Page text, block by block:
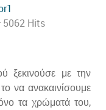
5062 Hits
ξεκινούσε με την
να ανακαινίσουμε
τα χρώματά του,